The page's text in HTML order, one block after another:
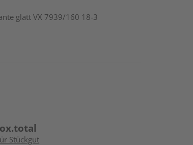
glatt VX 7939/160 18-3
Stückgut